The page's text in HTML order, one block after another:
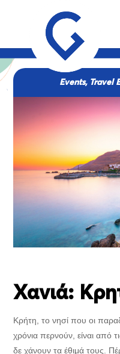
Events, Travel
Χανιά:
Κρήτη, το νησί που οι
χρόνια περνούν, είναι από
δε χάνουν τα έθιμά τους.